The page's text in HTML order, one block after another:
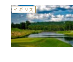
イギリス